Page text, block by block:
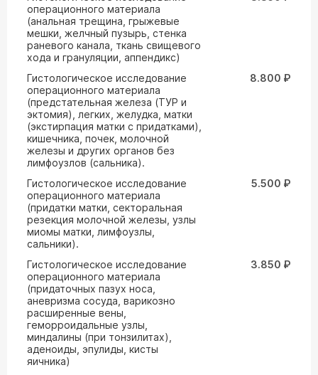
операционного материала
(анальная трещина, грыжевые
мешки, желчный пузырь, стенка
раневого канала, ткань свищевого
хода и грануляции, аппендикс)
Гистологическое исследование
операционного материала
(предстательная железа (ТУР и
эктомия), легких, желудка, матки
(экстирпация матки с придатками),
кишечника, почек, молочной
железы и других органов без
лимфоузлов (сальника).
8.800 ₽
Гистологическое исследование
операционного материала
(придатки матки, секторальная
резекция молочной железы, узлы
миомы матки, лимфоузлы,
сальники).
5.500 ₽
Гистологическое исследование
операционного материала
(придаточных пазух носа,
аневризма сосуда, варикозно
расширенные вены,
геморроидальные узлы,
миндалины (при тонзилитах),
аденоиды, эпулиды, кисты
яичника)
3.850 ₽